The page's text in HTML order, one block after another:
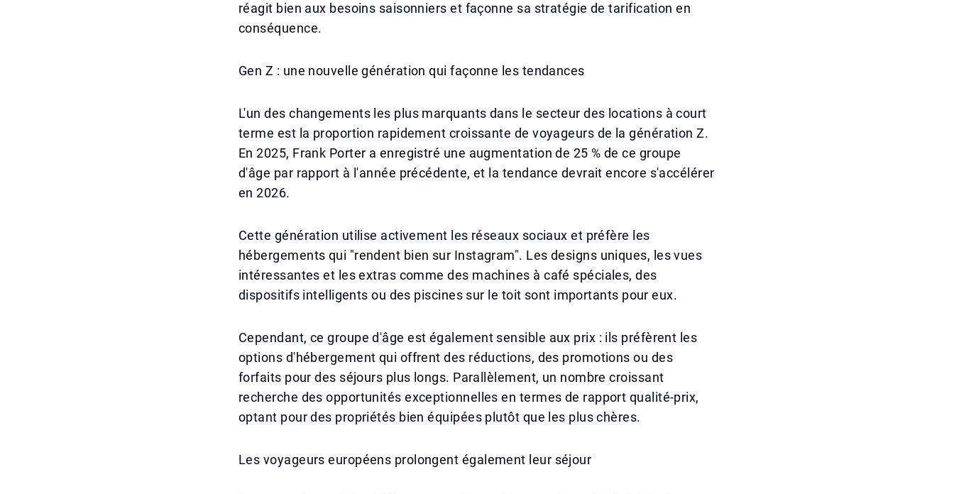
réagit bien aux besoins saisonniers et façonne sa stratégie de tarification en
conséquence.
Gen Z : une nouvelle génération qui façonne les tendances
L'un des changements les plus marquants dans le secteur des locations à court
terme est la proportion rapidement croissante de voyageurs de la génération Z.
En 2025, Frank Porter a enregistré une augmentation de 25 % de ce groupe
d'âge par rapport à l'année précédente, et la tendance devrait encore s'accélérer
en 2026.
Cette génération utilise activement les réseaux sociaux et préfère les
hébergements qui "rendent bien sur Instagram". Les designs uniques, les vues
intéressantes et les extras comme des machines à café spéciales, des
dispositifs intelligents ou des piscines sur le toit sont importants pour eux.
Cependant, ce groupe d'âge est également sensible aux prix : ils préfèrent les
options d'hébergement qui offrent des réductions, des promotions ou des
forfaits pour des séjours plus longs. Parallèlement, un nombre croissant
recherche des opportunités exceptionnelles en termes de rapport qualité-prix,
optant pour des propriétés bien équipées plutôt que les plus chères.
Les voyageurs européens prolongent également leur séjour